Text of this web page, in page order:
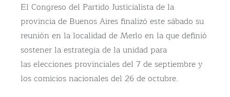
El Congreso del Partido Justicialista de la
provincia de Buenos Aires finalizó este sábado su
reunión en la localidad de Merlo en la que definió
sostener la estrategia de la unidad para
las elecciones provinciales del 7 de septiembre y
los comicios nacionales del 26 de octubre.